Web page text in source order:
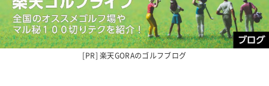
楽天GORAのゴルフブログ